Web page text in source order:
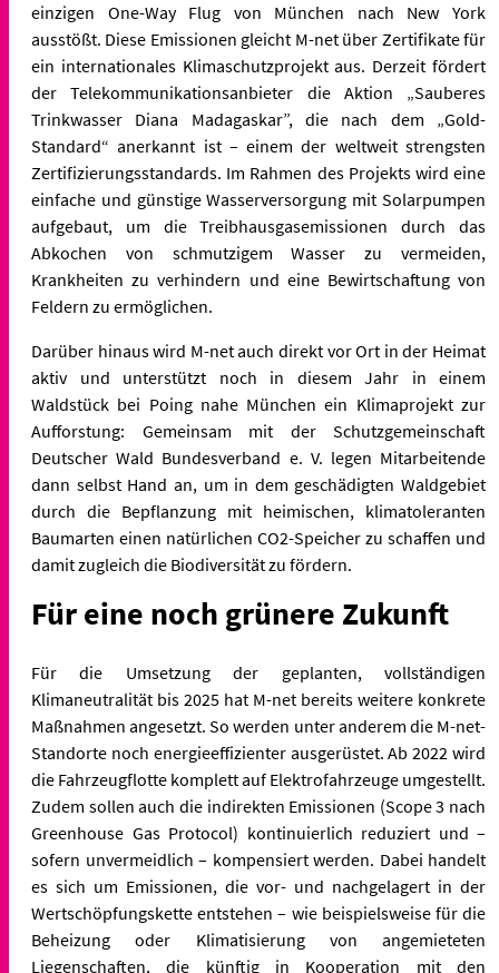
einzigen One-Way Flug von München nach New York
ausstößt. Diese Emissionen gleicht M-net über Zertifikate für
ein internationales Klimaschutzprojekt aus. Derzeit fördert
der Telekommunikationsanbieter die Aktion „Sauberes
Trinkwasser Diana Madagaskar”, die nach dem „Gold-
Standard“ anerkannt ist – einem der weltweit strengsten
Zertifizierungsstandards. Im Rahmen des Projekts wird eine
einfache und günstige Wasserversorgung mit Solarpumpen
aufgebaut, um die Treibhausgasemissionen durch das
Abkochen von schmutzigem Wasser zu vermeiden,
Krankheiten zu verhindern und eine Bewirtschaftung von
Feldern zu ermöglichen.
Darüber hinaus wird M-net auch direkt vor Ort in der Heimat
aktiv und unterstützt noch in diesem Jahr in einem
Waldstück bei Poing nahe München ein Klimaprojekt zur
Aufforstung: Gemeinsam mit der Schutzgemeinschaft
Deutscher Wald Bundesverband e. V. legen Mitarbeitende
dann selbst Hand an, um in dem geschädigten Waldgebiet
durch die Bepflanzung mit heimischen, klimatoleranten
Baumarten einen natürlichen CO2-Speicher zu schaffen und
damit zugleich die Biodiversität zu fördern.
Für eine noch grünere Zukunft
Für die Umsetzung der geplanten, vollständigen
Klimaneutralität bis 2025 hat M-net bereits weitere konkrete
Maßnahmen angesetzt. So werden unter anderem die M-net-
Standorte noch energieeffizienter ausgerüstet. Ab 2022 wird
die Fahrzeugflotte komplett auf Elektrofahrzeuge umgestellt.
Zudem sollen auch die indirekten Emissionen (Scope 3 nach
Greenhouse Gas Protocol) kontinuierlich reduziert und –
sofern unvermeidlich – kompensiert werden. Dabei handelt
es sich um Emissionen, die vor- und nachgelagert in der
Wertschöpfungskette entstehen – wie beispielsweise für die
Beheizung oder Klimatisierung von angemieteten
Liegenschaften, die künftig in Kooperation mit den